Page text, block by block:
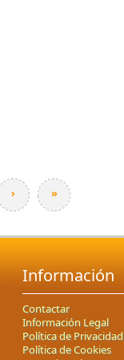
› »
Información
Contactar
Información Legal
Política de Privacidad
Política de Cookies